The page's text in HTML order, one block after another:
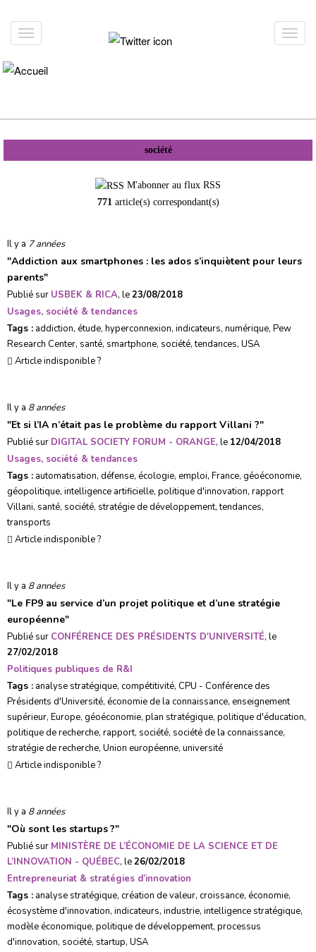
au
contenuToggle
société
M'abonner au flux RSS
771article(s) correspondant(s)
Il y a 7 années
"Addiction aux smartphones : les ados s’inquiètent pour leurs
parents"
Publié sur USBEK & RICA, le23/08/2018
Usages, société & tendances
Tags : addiction, étude, hyperconnexion, indicateurs, numérique, Pew
Research Center, santé, smartphone, société,tendances, USA
Article indisponible ?
Il y a 8 années
"Et si l’IA n’était pas le problème du rapport Villani ?"
Publié sur DIGITAL SOCIETY FORUM - ORANGE, le 12/04/2018
Usages, société & tendances
Tags : automatisation, défense, écologie, emploi, France, géoéconomie,
géopolitique, intelligence artificielle, politique d'innovation, rapport
Villani, santé, société, stratégie de développement,tendances,
transports
Article indisponible ?
Il y a 8 années
"Le FP9 au service d’un projet politique et d’une stratégie
européenne"
Publié sur CONFÉRENCE DES PRÉSIDENTS D'UNIVERSITÉ, le
27/02/2018
Politiques publiques de R&I
Tags : analyse stratégique, compétitivité, CPU - Conférence des
Présidents d'Université, économie de la connaissance, enseignement
supérieur, Europe, géoéconomie, plan stratégique, politique d'éducation,
politique de recherche, rapport, société, société de la connaissance,
stratégie de recherche, Union européenne, université
Article indisponible ?
Il y a 8 années
"Où sont les startups ?"
Publié sur MINISTÈRE DE L’ÉCONOMIE DE LA SCIENCE ET DE
L’INNOVATION - QUÉBEC, le26/02/2018
Entrepreneuriat & stratégies d’innovation
Tags : analyse stratégique, création de valeur, croissance, économie,
écosystème d'innovation, indicateurs, industrie, intelligence stratégique,
modèle économique, politique de développement, processus
d'innovation, société, startup, USA